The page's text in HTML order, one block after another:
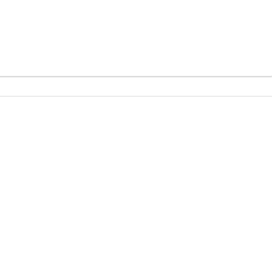
une grande cuisine avec cellier attenant, une 2nde cuisine, 1
immatriculé au RSAC de BORDEAUX sous le numéro